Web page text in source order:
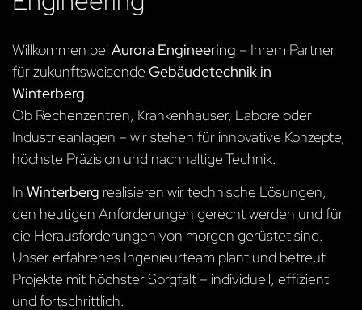
Willkommen beiAurora Engineering – Ihrem Partner
für zukunftsweisendeGebäudetechnik in
Winterberg.
Ob Rechenzentren, Krankenhäuser, Labore oder
Industrieanlagen – wir stehen für innovative Konzepte,
höchste Präzision und nachhaltige Technik.
In Winterberg realisieren wir technische Lösungen,
den heutigen Anforderungen gerecht werden und für
die Herausforderungen von morgen gerüstet sind.
Unser erfahrenes Ingenieurteam plant und betreut
Projekte mit höchster Sorgfalt – individuell, effizient
und fortschrittlich.